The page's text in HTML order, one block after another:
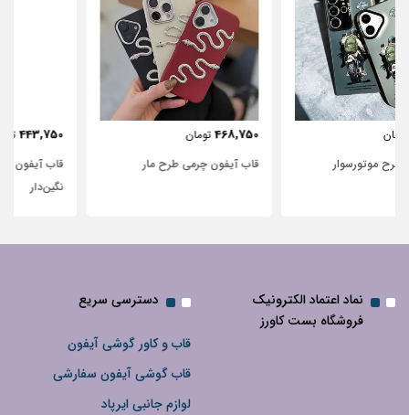
قاب آیفون چرمی طرح مار
قاب آیفون شفاف با پاپیون سفید و
نماد اعتماد الکترونیک
فروشگاه بست کاورز
دسترسی سریع
قاب و کاور گوشی آیفون
قاب گوشی آیفون سفارشی
لوازم جانبی ایرپاد